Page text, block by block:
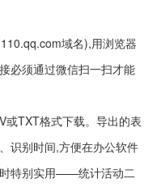
域名),用浏览器
必须通过微信扫一扫才能
或TXT格式下载。导出的表
识别时间,方便在办公软件
特别实用——统计活动二